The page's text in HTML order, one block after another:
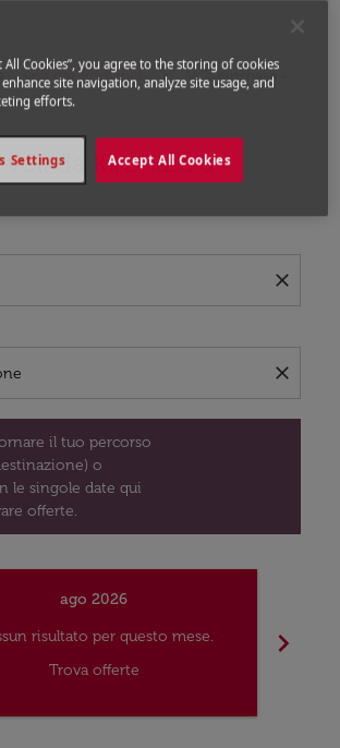
Voli per Romania
Voli Kinshasa -
voli da Kinshasa a
close
close
il tuo percorso
o
le singole date qui
offerte.
il tuo percorso (origine e/o
ago 2026
risultato per questo mese.
Trova offerte
chevron_right
All Cookies”, you agree to the storing of cookies
site navigation, analyze site usage, and
efforts.
Accept All Cookies
Settings